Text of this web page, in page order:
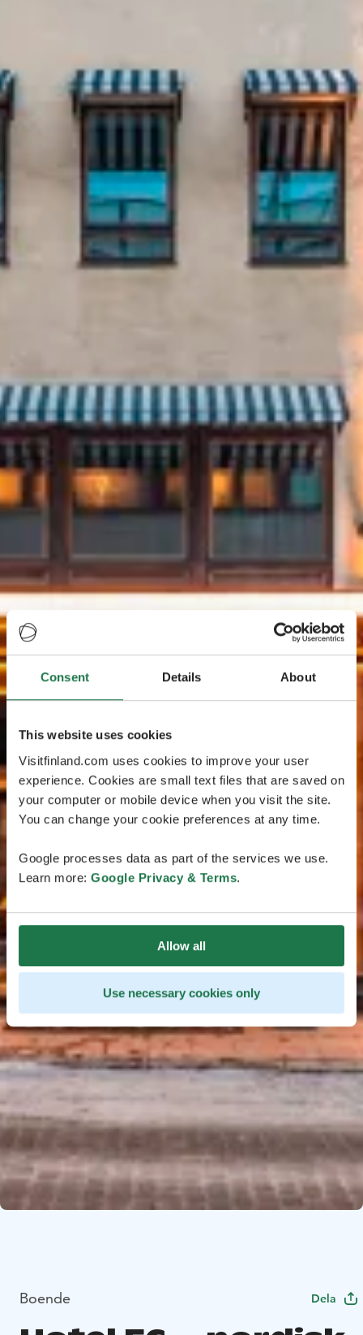
Consent Details About
This website uses cookies
Visitfinland.com uses cookies to improve your user
experience. Cookies are small text files that are saved on
your computer or mobile device when you visit the site.
You can change your cookie preferences at any time.
Google processes data as part of the services we use.
Learn more: Google Privacy & Terms.
Allow all
Use necessary cookies only
Boende Dela